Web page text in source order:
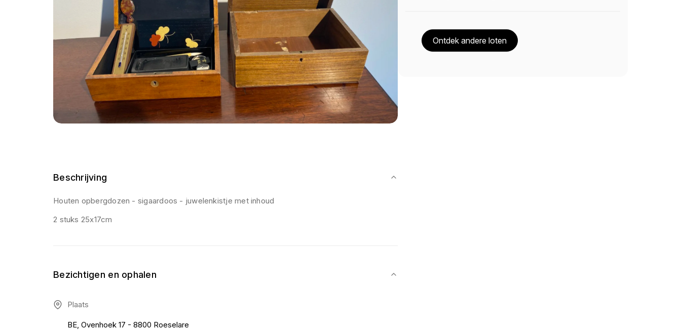
Beschrijving
Houten opbergdozen - sigaardoos - juwelenkistje met inhoud
2 stuks 25x17cm
Bezichtigen en ophalen
Plaats
BE, Ovenhoek 17 - 8800 Roeselare
Ontdek andere loten